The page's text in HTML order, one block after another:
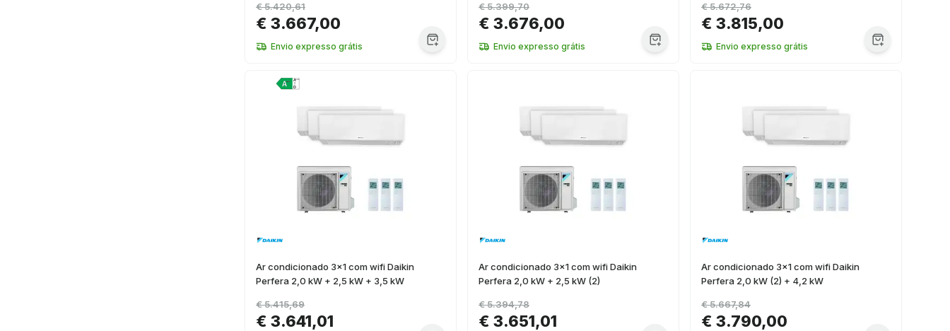
€ 3.667,00
€ 5.420,61
Envio expresso grátis
€ 3.676,00
€ 5.399,70
Envio expresso grátis
€ 3.815,00
€ 5.672,76
Envio expresso grátis
Ar condicionado 3x1 com wifi Daikin
Perfera 2,0 kW + 2,5 kW + 3,5 kW
€ 3.641,01
€ 5.415,69
Ar condicionado 3x1 com wifi Daikin
Perfera 2,0 kW + 2,5 kW (2)
€ 3.651,01
€ 5.394,78
Ar condicionado 3x1 com wifi Daikin
Perfera 2,0 kW (2) + 4,2 kW
€ 3.790,00
€ 5.667,84